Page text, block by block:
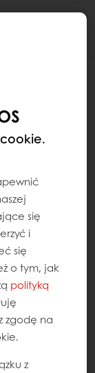
się
i
się
o tym, jak
polityką
zgodę na
z